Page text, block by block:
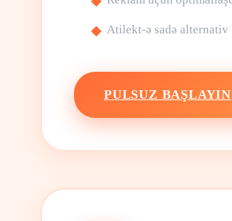
Atilekt-ə sadə alternativ
PULSUZ BAŞLAYIN